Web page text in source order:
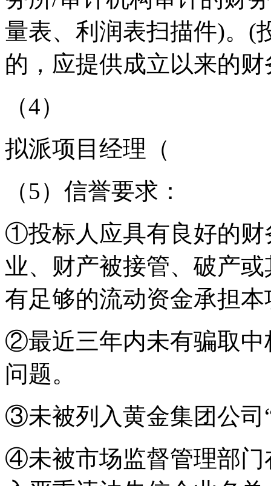
量表、利润表扫描件)。 (
的，应提供成立以来的财
（4）
拟派项目经理（
（5）信誉要求：
①投标人应具有良好的
业、财产被接管、破产
有足够的流动资金承担
②最近三年内未有骗取中
问题。
③未被列入黄金集团公司
④未被市场监督管理部门